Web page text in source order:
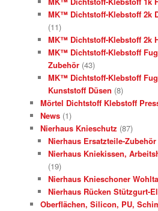
MK™ Dichtstoff-Klebstoff 2k
(11)
MK™ Dichtstoff-Klebstoff 2k
MK™ Dichtstoff-Klebstoff
Zubehör (43)
MK™ Dichtstoff-Klebstoff
Kunststoff Düsen (8)
Mörtel Dichtstoff Klebstoff
News (1)
Nierhaus Knieschutz (87)
Nierhaus Ersatzteile-
Nierhaus Kniekissen,
(19)
Nierhaus Knieschoner
Nierhaus Rücken Stützgurt-
Oberflächen, Silicon, PU,